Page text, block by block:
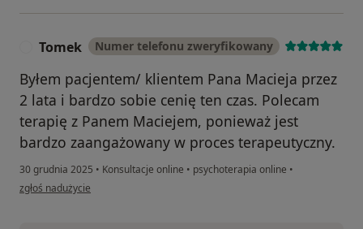
Tomek Numer telefonu zweryfikowany
Byłem pacjentem/ klientem Pana Macieja przez
2 lata i bardzo sobie cenię ten czas. Polecam
terapię z Panem Maciejem, ponieważ jest
bardzo zaangażowany w proces terapeutyczny.
30 grudnia 2025 • Konsultacje online • psychoterapia online •
w opinii użytkownika Tomek
zgłoś nadużycie